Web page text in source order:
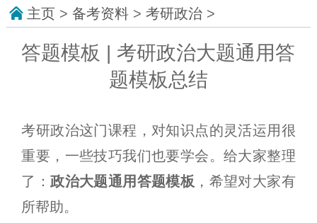
主页 > 备考资料 >考研政治 >
答题模板 | 考研政治大题通用答
题模板总结
考研政治这门课程，对知识点的灵活运用很
重要，一些技巧我们也要学会。给大家整理
了：政治大题通用答题模板 ，希望对大家有
所帮助。